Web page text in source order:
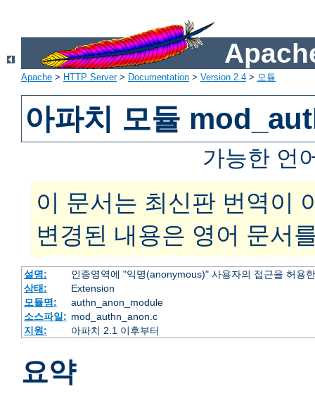
Apache > HTTP Server> Documentation > Version 2.4 > 모듈
아파치 모듈
가능한 언
이 문서는 최신판 번역이
변경된 내용은 영어 문서
설명:
인증영역에 "익명(anonymous)" 사용자의 접근을 허용
상태:
Extension
모듈명:
authn_anon_module
소스파일: mod_authn_anon.c
지원:
아파치 2.1 이후부터
요약